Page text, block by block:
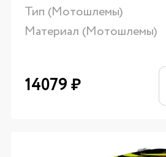
Тип (Мотошлемы)
Материал (Мотошлемы)
14079₽